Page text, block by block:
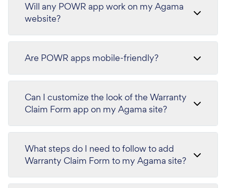
Will any POWR app work on my Agama
website?
Are POWR apps mobile-friendly?
Can I customize the look of the Warranty
Claim Form app on my Agama site?
What steps do I need to follow to add
Warranty Claim Form to my Agama site?